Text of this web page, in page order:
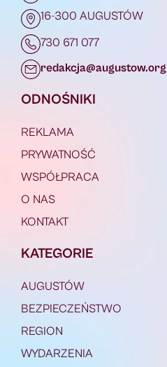
16-300 AUGUSTÓW
730 671 077
redakcja@augustow.org
ODNOŚNIKI
REKLAMA
PRYWATNOŚĆ
WSPÓŁPRACA
O NAS
KONTAKT
KATEGORIE
AUGUSTÓW
BEZPIECZEŃSTWO
REGION
WYDARZENIA